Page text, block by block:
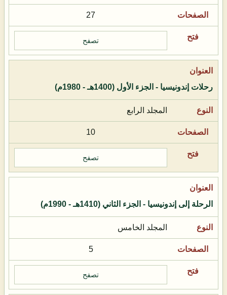
27
تصفح
رحلات إندونيسيا - الجزء الأول (1400هـ - 1980م)
المجلد الرابع
10
تصفح
الرحلة إلى إندونيسيا - الجزء الثاني (1410هـ - 1990م)
المجلد الخامس
5
تصفح